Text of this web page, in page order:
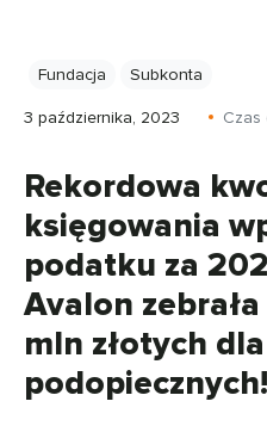
Fundacja Subkonta
3 października, 2023 Czas
Rekordowa
księgowania
podatku za
Avalon
mln złotych
podopiecznych!